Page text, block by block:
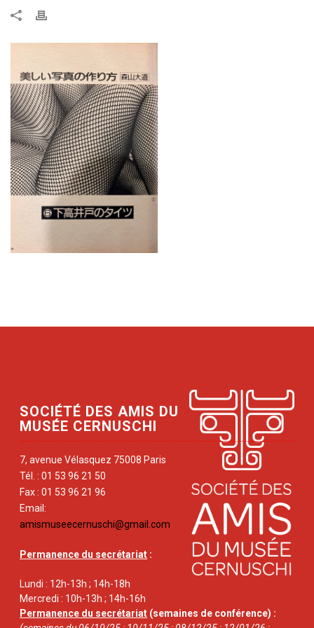
SOCIÉTÉ DES AMIS DU
MUSÉE CERNUSCHI
7, avenue Vélasquez 75008 Paris
Tél. : 01 53 96 21 50
Fax : 01 53 96 21 96
Email:
amismuseecernuschi@gmail.com
Permanence du secrétariat :
Lundi : 12h-13h ; 14h-18h
Mercredi : 10h-13h ; 14h-16h
Permanence du secrétariat (semaines de conférence) :